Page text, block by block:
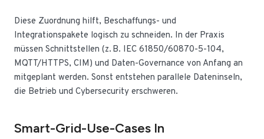
Diese Zuordnung hilft, Beschaffungs- und
Integrationspakete logisch zu schneiden. In der Praxis
müssen Schnittstellen (z. B. IEC 61850/60870-5-104,
MQTT/HTTPS, CIM) und Daten-Governance von Anfang an
mitgeplant werden. Sonst entstehen parallele Dateninseln,
die Betrieb und Cybersecurity erschweren.
Smart-Grid-Use-Cases In